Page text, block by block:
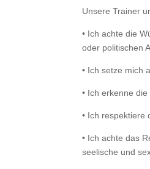
Unsere Trainer
• Ich achte die
oder politischen
• Ich setze mich
• Ich erkenne
• Ich respektiere
• Ich achte das
seelische und